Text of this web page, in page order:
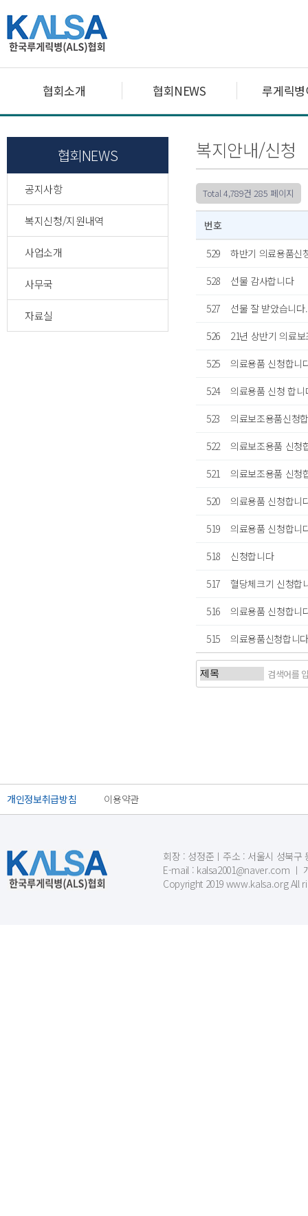
협회소개 협회NEWS 루게릭
협회NEWS
공지사항
복지신청/지원내역
사업소개
사무국
자료실
복지안내/신청
Total 4,789건 285 페이지
번호
529
하반기 의료용품신
528
선물 감사합니다
527
선물 잘 받았습니다.
526
21년 상반기 의료
525
의료용품 신청합니
524
의료용품 신청 합니
523
의료보조용품신청
522
의료보조용품 신청
521
의료보조용품 신청
520
의료용품 신청합니
519
의료용품 신청합니
518
신청합니다
517
혈당체크기 신청합
516
의료용품 신청합니
515
의료용품신청합니다
개인정보취급방침 이용약관
회장 : 성정준ㅣ주소 : 서울시 성북구
E-mail : kalsa2001@naver.com ㅣ
Copyright 2019 www.kalsa.org All